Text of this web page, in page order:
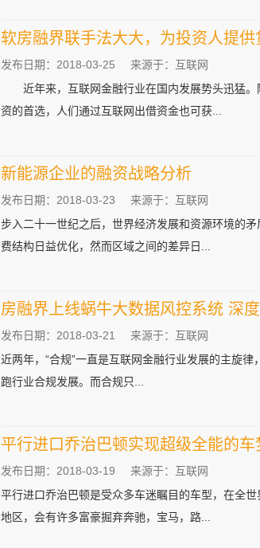
软房融界联手法大大，为投资人提
发布日期：2018-03-25
来源于：互联网
近年来，互联网金融行业在国内发展势头迅猛。
资的首选，人们通过互联网出借资金也可获...
新能源企业的融资战略分析
发布日期：2018-03-23
来源于：互联网
步入二十一世纪之后，世界经济发展和资源环境的
费结构日益优化，然而区域之间的差异日...
房融界上线蜗牛大数据风控系统 深
发布日期：2018-03-21
来源于：互联网
近两年，“合规”一直是互联网金融行业发展的主旋
跑行业合规发展。而合规只...
平行进口乔治巴顿实现超级全能的车
发布日期：2018-03-19
来源于：互联网
平行进口乔治巴顿是受众多车迷瞩目的车型，在全
地区，会有许多富豪掘弃奔驰，宝马，路...